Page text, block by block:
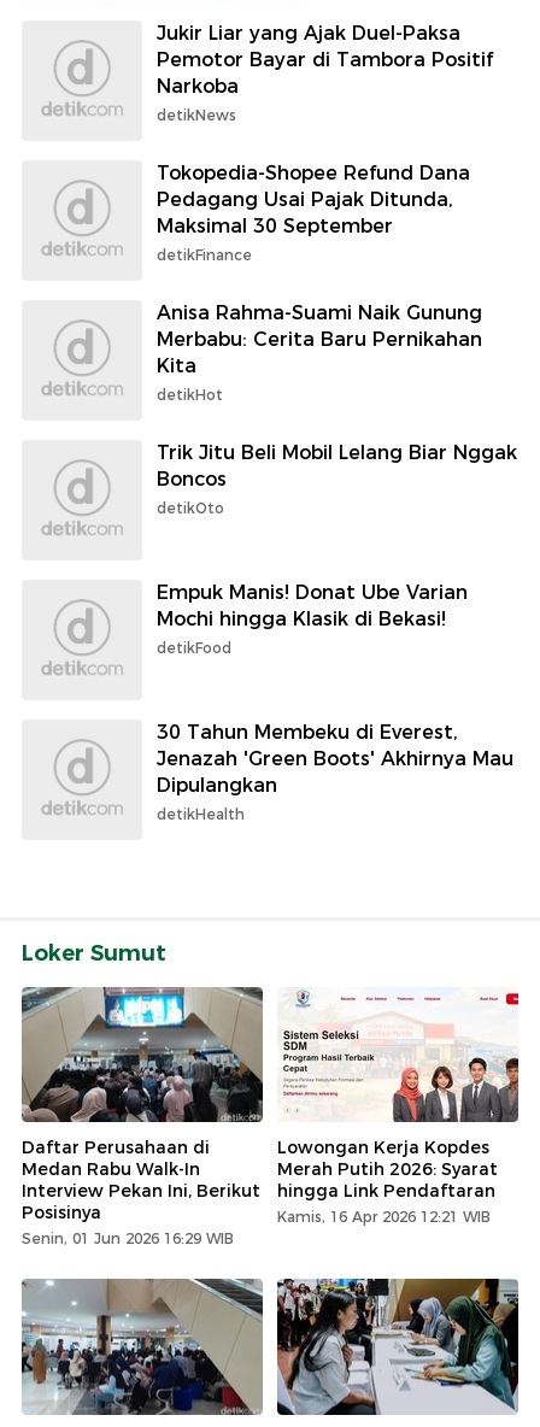
Jukir Liar yang Ajak Duel-Paksa
Pemotor Bayar di Tambora Positif
Narkoba
detikNews
Tokopedia-Shopee Refund Dana
Pedagang Usai Pajak Ditunda,
Maksimal 30 September
detikFinance
Anisa Rahma-Suami Naik Gunung
Merbabu: Cerita Baru Pernikahan
Kita
detikHot
Trik Jitu Beli Mobil Lelang Biar Nggak
Boncos
detikOto
Empuk Manis! Donat Ube Varian
Mochi hingga Klasik di Bekasi!
detikFood
30 Tahun Membeku di Everest,
Jenazah 'Green Boots' Akhirnya Mau
Dipulangkan
detikHealth
Loker Sumut
Daftar Perusahaan di
Medan Rabu Walk-In
Interview Pekan Ini, Berikut
Posisinya
Senin, 01 Jun 2026 16:29 WIB
Lowongan Kerja Kopdes
Merah Putih 2026: Syarat
hingga Link Pendaftaran
Kamis, 16 Apr 2026 12:21 WIB